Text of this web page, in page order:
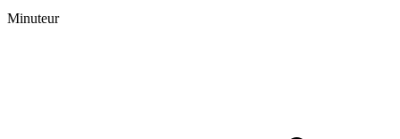
Minuteur